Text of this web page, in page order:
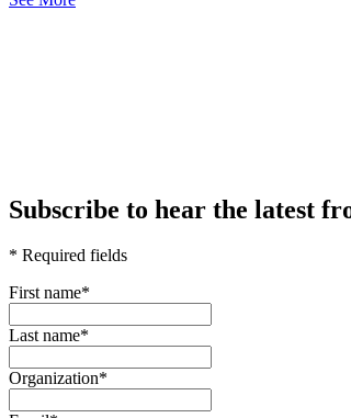
Subscribe to hear the latest
* Required fields
First name*
Last name*
Organization*